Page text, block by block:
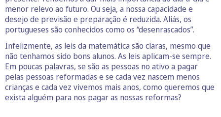
menor relevo ao futuro. Ou seja, a nossa capacidade e
desejo de previsão e preparação é reduzida. Aliás, os
portugueses são conhecidos como os “desenrascados”.
Infelizmente, as leis da matemática são claras, mesmo que
não tenhamos sido bons alunos. As leis aplicam-se sempre.
Em poucas palavras, se são as pessoas no ativo a pagar
pelas pessoas reformadas e se cada vez nascem menos
crianças e cada vez vivemos mais anos, como queremos que
exista alguém para nos pagar as nossas reformas?